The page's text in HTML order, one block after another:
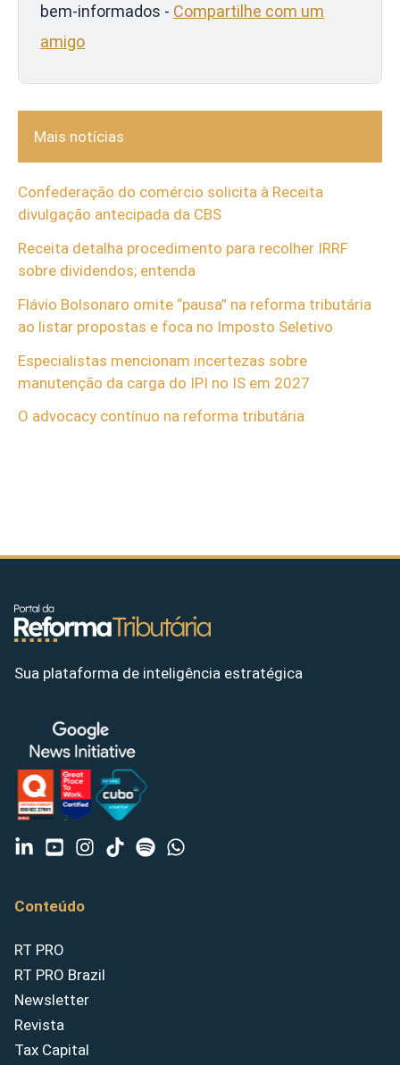
bem-informados - Compartilhe com um
amigo
Mais notícias
Confederação do comércio solicita à Receita
divulgação antecipada da CBS
Receita detalha procedimento para recolher IRRF
sobre dividendos; entenda
Flávio Bolsonaro omite “pausa” na reforma tributária
ao listar propostas e foca no Imposto Seletivo
Especialistas mencionam incertezas sobre
manutenção da carga do IPI no IS em 2027
O advocacy contínuo na reforma tributária
Sua plataforma de inteligência estratégica
Conteúdo
RT PRO
RT PRO Brazil
Newsletter
Revista
Tax Capital